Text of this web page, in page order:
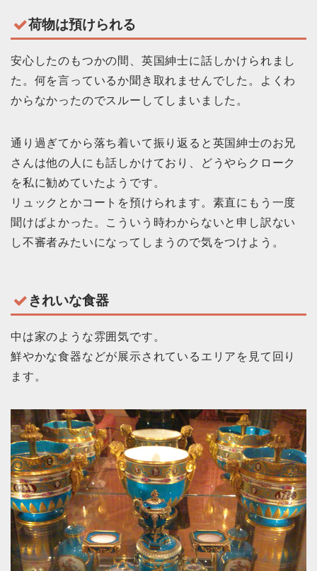
荷物は預けられる
安心したのもつかの間、英国紳士に話しかけられまし
た。何を言っているか聞き取れませんでした。よくわ
からなかったのでスルーしてしまいました。
通り過ぎてから落ち着いて振り返ると英国紳士のお兄
さんは他の人にも話しかけており、どうやらクローク
を私に勧めていたようです。
リュックとかコートを預けられます。素直にもう一度
聞けばよかった。こういう時わからないと申し訳ない
し不審者みたいになってしまうので気をつけよう。
きれいな食器
中は家のような雰囲気です。
鮮やかな食器などが展示されているエリアを見て回り
ます。